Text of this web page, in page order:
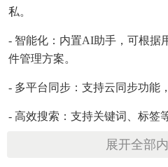
私。
- 智能化：内置AI助手，可根据
件管理方案。
- 多平台同步：支持云同步功能
- 高效搜索：支持关键词、标签
展开全部